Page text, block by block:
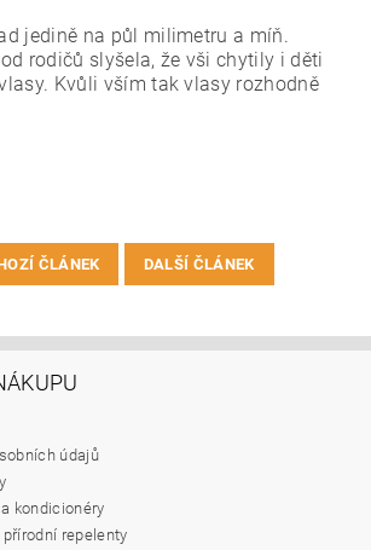
jedině na půl milimetru a míň.
rodičů slyšela, že vši chytily i děti
Kvůli vším tak vlasy rozhodně
ČLÁNEK DALŠÍ ČLÁNEK
údajů
kondicionéry
repelenty